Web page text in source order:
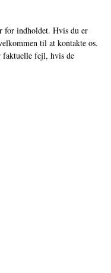
for indholdet. Hvis du er
til at kontakte os.
fejl, hvis de